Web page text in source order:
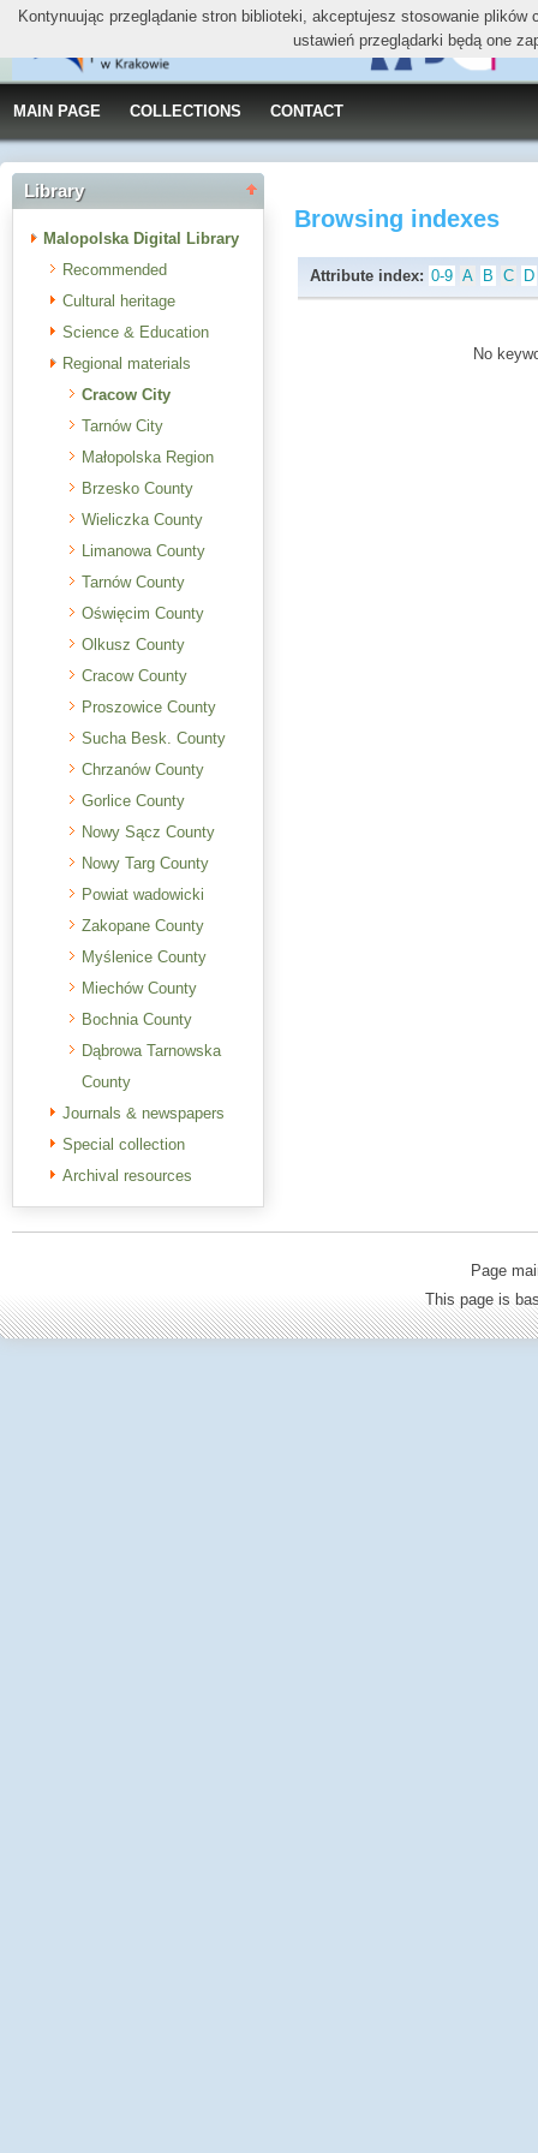
MAIN PAGE COLLECTIONS CONTACT
Library
Malopolska Digital Library
Recommended
Cultural heritage
Science & Education
Regional materials
Cracow City
Tarnów City
Małopolska Region
Brzesko County
Wieliczka County
Limanowa County
Tarnów County
Oświęcim County
Olkusz County
Cracow County
Proszowice County
Sucha Besk. County
Chrzanów County
Gorlice County
Nowy Sącz County
Nowy Targ County
Powiat wadowicki
Zakopane County
Myślenice County
Miechów County
Bochnia County
Dąbrowa Tarnowska
County
Journals & newspapers
Special collection
Archival resources
Browsing indexes
Attribute index: 0-9 A B C D
No
Page
This page is
Kontynuując przeglądanie stron biblioteki, akceptujesz stosowanie
ustawień przeglądarki będą one